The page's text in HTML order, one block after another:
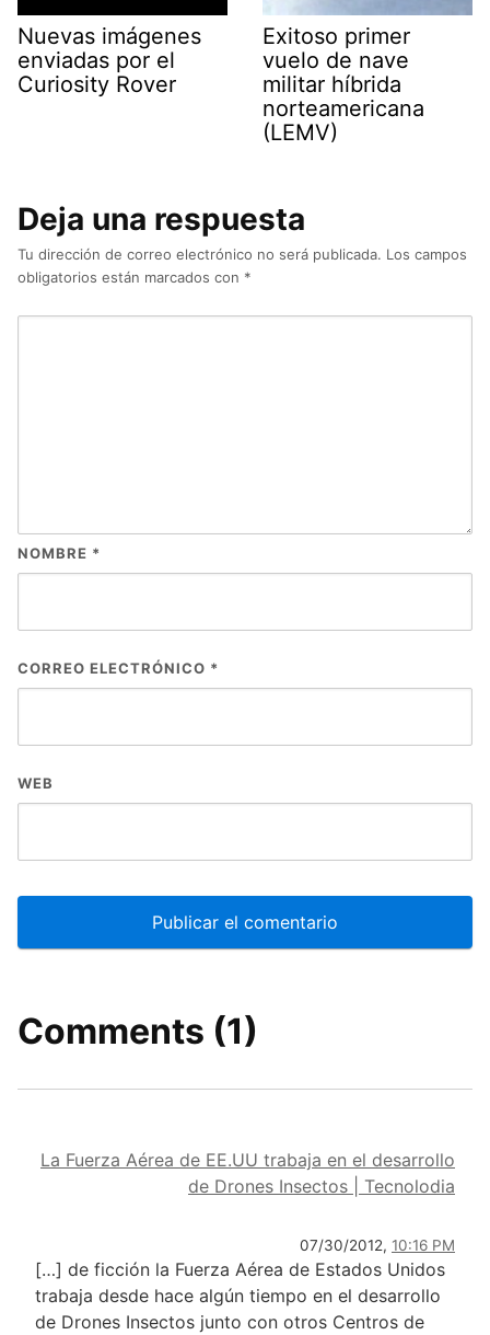
Nuevas imágenes
enviadas por el
Curiosity Rover
Exitoso primer
vuelo de nave
militar híbrida
norteamericana
(LEMV)
Deja una respuesta
Tu dirección de correo electrónico no será publicada. Los campos
obligatorios están marcados con *
NOMBRE *
CORREO ELECTRÓNICO *
WEB
Comments (1)
La Fuerza Aérea de EE.UU trabaja en el desarrollo
de Drones Insectos | Tecnolodia
07/30/2012, 10:16 PM
[…] de ficción la Fuerza Aérea de Estados Unidos
trabaja desde hace algún tiempo en el desarrollo
de Drones Insectos junto con otros Centros de